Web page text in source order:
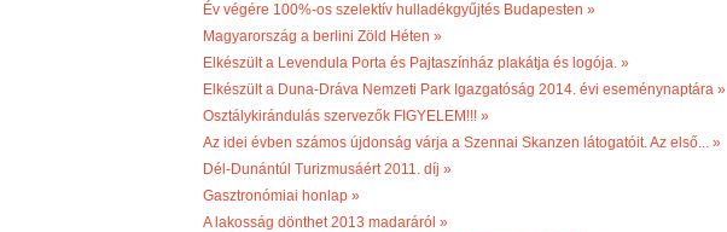
Év végére 100%-os szelektív hulladékgyűjtés Budapesten »
Magyarország a berlini Zöld Héten »
Elkészült a Levendula Porta és Pajtaszínház plakátja és logója. »
Elkészült a Duna-Dráva Nemzeti Park Igazgatóság 2014. évi eseménynaptára »
Osztálykirándulás szervezők FIGYELEM!!! »
Az idei évben számos újdonság várja a Szennai Skanzen látogatóit. Az első... »
Dél-Dunántúl Turizmusáért 2011. díj »
Gasztronómiai honlap »
A lakosság dönthet 2013 madaráról »